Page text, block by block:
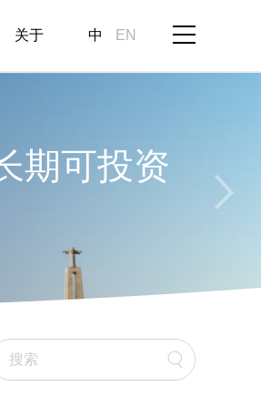
中 EN
关于
显现
热，理
期可投资
应用”
显现
过热，理